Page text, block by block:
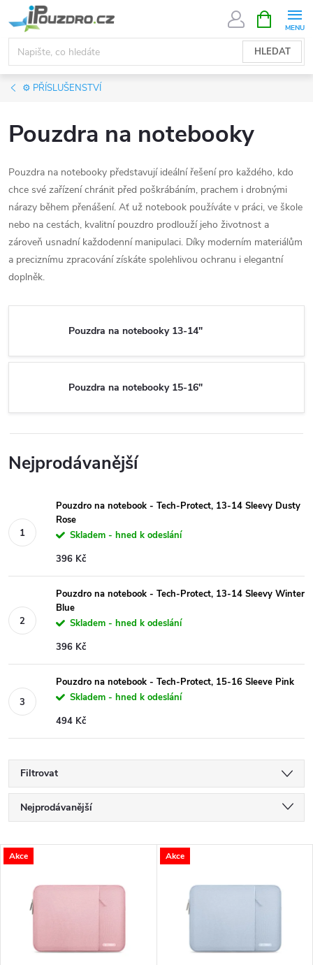
na
obsah
HLEDAT
NÁKUPNÍ
KOŠÍK
⚙️ PŘÍSLUŠENSTVÍ
Pouzdra na notebooky
Pouzdra na notebooky představují ideální řešení pro každého, kdo
chce své zařízení chránit před poškrábáním, prachem i drobnými
nárazy během přenášení. Ať už notebook používáte v práci, ve škole
nebo na cestách, kvalitní pouzdro prodlouží jeho životnost a
zároveň usnadní každodenní manipulaci. Díky moderním materiálům
a preciznímu zpracování získáte spolehlivou ochranu i elegantní
doplněk.
Pouzdra na notebooky 13-14"
Pouzdra na notebooky 15-16"
Nejprodávanější
Pouzdro na notebook - Tech-Protect, 13-14 Sleevy Dusty
Rose
Skladem - hned k odeslání
396 Kč
Pouzdro na notebook - Tech-Protect, 13-14 Sleevy Winter
Blue
Skladem - hned k odeslání
396 Kč
Pouzdro na notebook - Tech-Protect, 15-16 Sleeve Pink
Skladem - hned k odeslání
494 Kč
Filtrovat
Ř
a
Nejprodávanější
Nejdražší
Abecedně
V
Akce Akce